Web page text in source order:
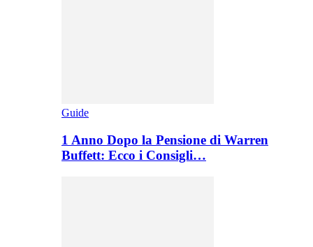
Guide
1 Anno Dopo la Pensione di Warren
Buffett: Ecco i Consigli…